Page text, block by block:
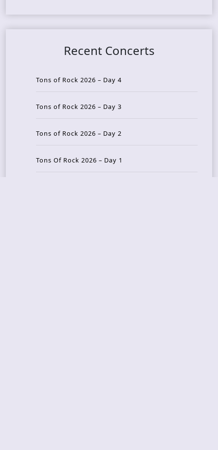
Recent Concerts
Tons of Rock 2026 – Day 4
Tons of Rock 2026 – Day 3
Tons of Rock 2026 – Day 2
Tons Of Rock 2026 – Day 1